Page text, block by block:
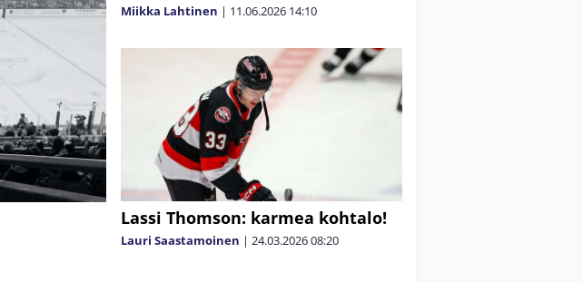
Miikka Lahtinen | 11.06.2026 14:10
Lassi Thomson: karmea kohtalo!
Lauri Saastamoinen | 24.03.202608:20